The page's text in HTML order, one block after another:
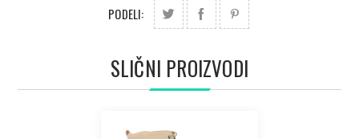
PODELI:
SLIČNI PROIZVODI